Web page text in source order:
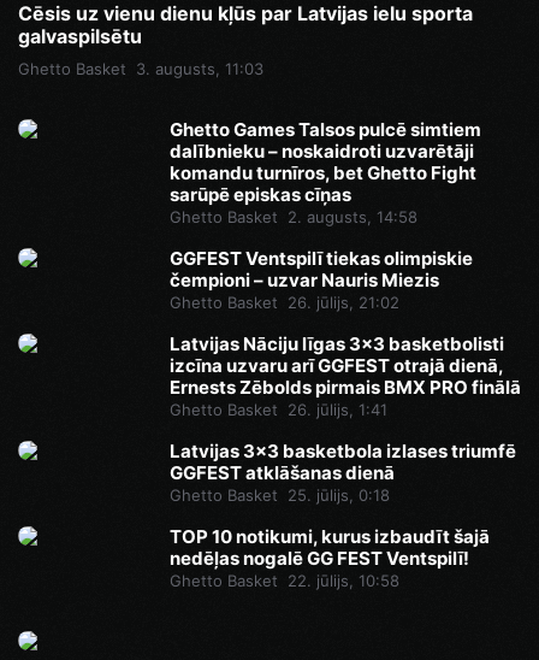
Cēsis uz vienu dienu kļūs par Latvijas ielu sporta
galvaspilsētu
Ghetto Basket 3. augusts, 11:03
Ghetto Games Talsos pulcē simtiem
dalībnieku – noskaidroti uzvarētāji
komandu turnīros, bet Ghetto Fight
sarūpē episkas cīņas
Ghetto Basket 2. augusts, 14:58
GGFEST Ventspilī tiekas olimpiskie
čempioni – uzvar Nauris Miezis
Ghetto Basket 26. jūlijs, 21:02
Latvijas Nāciju līgas 3x3 basketbolisti
izcīna uzvaru arī GGFEST otrajā dienā,
Ernests Zēbolds pirmais BMX PRO finālā
Ghetto Basket 26. jūlijs, 1:41
Latvijas 3x3 basketbola izlases triumfē
GGFEST atklāšanas dienā
Ghetto Basket 25. jūlijs, 0:18
TOP 10 notikumi, kurus izbaudīt šajā
nedēļas nogalē GG FEST Ventspilī!
Ghetto Basket 22. jūlijs, 10:58